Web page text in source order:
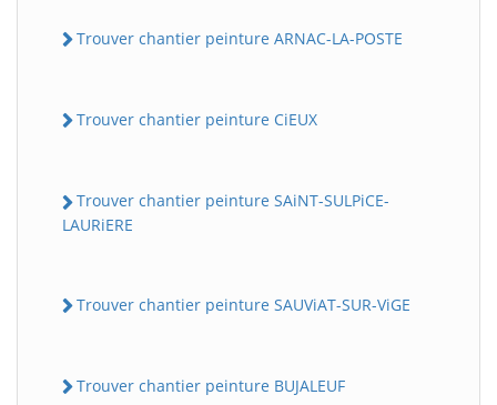
Trouver chantier peinture ARNAC-LA-POSTE
Trouver chantier peinture CiEUX
Trouver chantier peinture SAiNT-SULPiCE-
LAURiERE
Trouver chantier peinture SAUViAT-SUR-ViGE
Trouver chantier peinture BUJALEUF